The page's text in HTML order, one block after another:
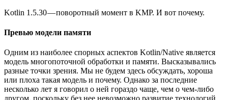
Kotlin 1.5.30 — поворотный момент в KMP. И вот почему.
Превью модели памяти
Одним из наиболее спорных аспектов Kotlin/Native является
модель многопоточной обработки и памяти. Высказывались
разные точки зрения. Мы не будем здесь обсуждать, хороша
или плоха такая модель и почему. Однако за последние
несколько лет я говорил о ней гораздо чаще, чем о чем-либо